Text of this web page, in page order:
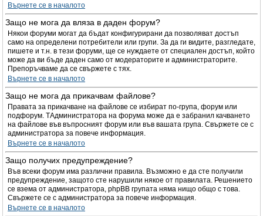
Върнете се в началото
Защо не мога да вляза в даден форум?
Някои форуми могат да бъдат конфигурирани да позволяват достъп
само на определени потребители или групи. За да ги видите, разгледате,
пишете и т.н. в тези форуми, ще се нуждаете от специален достъп, който
може да ви бъде даден само от модераторите и администраторите.
Препоръчваме да се свържете с тях.
Върнете се в началото
Защо не мога да прикачвам файлове?
Правата за прикачване на файлове се избират по-група, форум или
подфорум. TАдминистратора на форума може да е забранил качването
на файлове във въпросният форум или във вашата група. Свържете се с
администратора за повече информация.
Върнете се в началото
Защо получих предупреждение?
Във всеки форум има различни правила. Възможно е да сте получили
предупреждение, защото сте нарушили някое от правилата. Решението
се взема от администратора, phpBB групата няма нищо общо с това.
Свържете се с администратора за повече информация.
Върнете се в началото